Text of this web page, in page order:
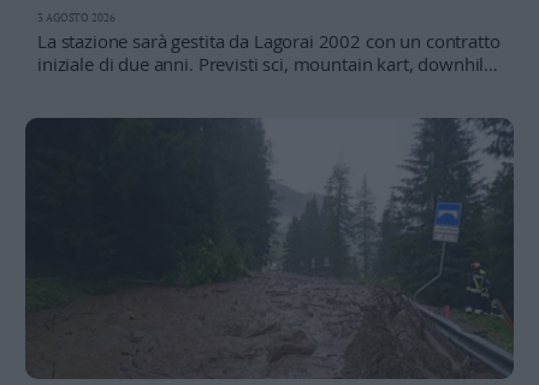
La stazione sarà gestita da Lagorai 2002 con un contratto
iniziale di due anni. Previsti sci, mountain kart, downhill,
3 AGOSTO 2026